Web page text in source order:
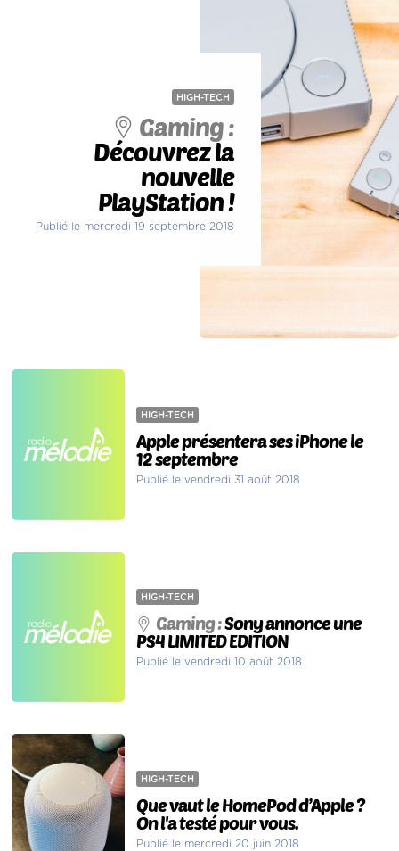
HIGH-TECH
Gaming :
Découvrez la
nouvelle
PlayStation !
Publié le mercredi 19 septembre 2018
HIGH-TECH
Apple présentera ses iPhone le
12 septembre
Publié le vendredi 31 août 2018
HIGH-TECH
Gaming :Sony annonce une
PS4 LIMITED EDITION
Publié le vendredi 10 août 2018
HIGH-TECH
Que vaut le HomePod d’Apple ?
On l'a testé pour vous.
Publié le mercredi 20 juin 2018